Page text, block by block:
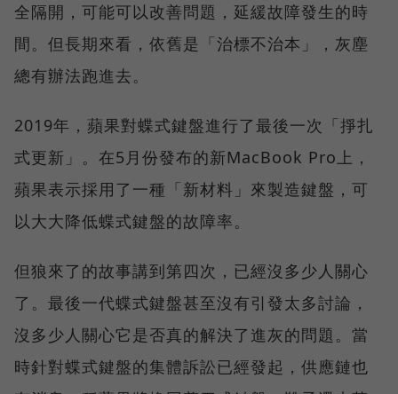
全隔開，可能可以改善問題，延緩故障發生的時
間。但長期來看，依舊是「治標不治本」，灰塵
總有辦法跑進去。
2019年，蘋果對蝶式鍵盤進行了最後一次「掙扎
式更新」。在5月份發布的新MacBook Pro上，
蘋果表示採用了一種「新材料」來製造鍵盤，可
以大大降低蝶式鍵盤的故障率。
但狼來了的故事講到第四次，已經沒多少人關心
了。最後一代蝶式鍵盤甚至沒有引發太多討論，
沒多少人關心它是否真的解決了進灰的問題。當
時針對蝶式鍵盤的集體訴訟已經發起，供應鏈也